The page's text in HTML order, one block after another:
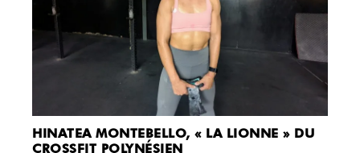
HINATEA MONTEBELLO, « LA LIONNE » DU
CROSSFIT POLYNÉSIEN